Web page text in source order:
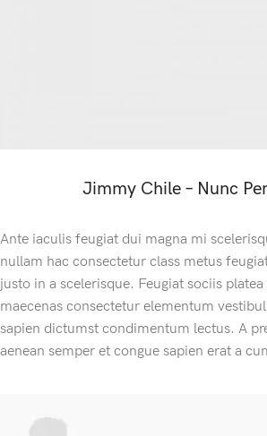
Jimmy Chile – Nunc
Ante iaculis feugiat dui magna mi
nullam hac consectetur class metus
justo in a scelerisque. Feugiat sociis
maecenas consectetur elementum
sapien dictumst condimentum lectus. A
aenean semper et congue sapien erat a